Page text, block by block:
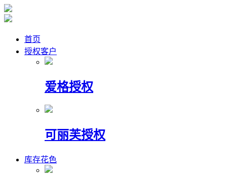
首页
授权客户
爱格授权
可丽芙授权
库存花色